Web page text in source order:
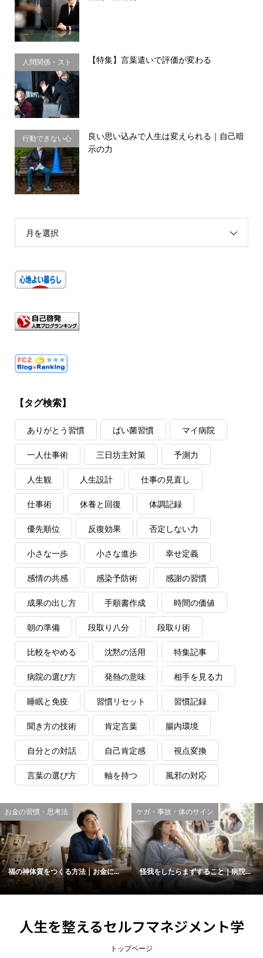
習慣
人間関係・スト
レス
【特集】言葉遣いで評価が変わる
行動できない心
理・思い込み
良い思い込みで人生は変えられる｜自己暗
示の力
月を選択
【タグ検索】
ありがとう習慣 ばい菌習慣 マイ病院
一人仕事術 三日坊主対策 予測力
人生観 人生設計 仕事の見直し
仕事術 休養と回復 体調記録
優先順位 反復効果 否定しない力
小さな一歩 小さな進歩 幸せ定義
感情の共感 感染予防術 感謝の習慣
成果の出し方 手順書作成 時間の価値
朝の準備 段取り八分 段取り術
比較をやめる 沈黙の活用 特集記事
病院の選び方 発熱の意味 相手を見る力
睡眠と免疫 習慣リセット 習慣記録
聞き方の技術 肯定言葉 腸内環境
自分との対話 自己肯定感 視点変換
言葉の選び方 軸を持つ 風邪の対応
お金の習慣・思考法
福の神体質をつくる方法｜お金に...
ケガ・事故・体のサイン
怪我をしたらまずすること｜病院...
人生を整えるセルフマネジメント学
トップページ